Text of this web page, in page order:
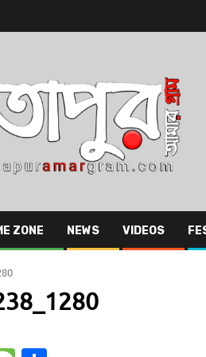
ZONE NEWS VIDEOS